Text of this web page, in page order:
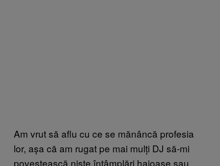
Am vrut să aflu cu ce se mănâncă profesia
lor, așa că am rugat pe mai mulți DJ să-mi
povestească niște întâmplări haioase sau